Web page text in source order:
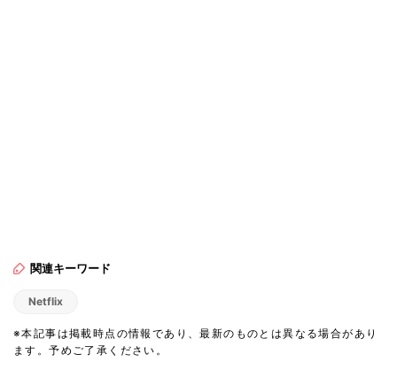
関連キーワード
Netflix
※本記事は掲載時点の情報であり、最新のものとは異なる場合があり
ます。予めご了承ください。